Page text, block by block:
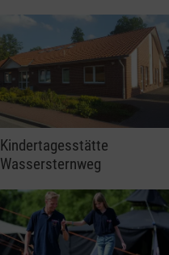
Kindertagesstätte
Wassersternweg